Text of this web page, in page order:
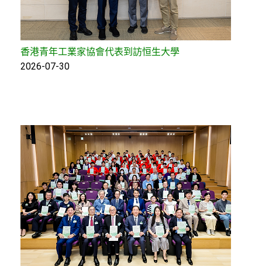
香港青年工業家協會代表到訪恒生大學
2026-07-30